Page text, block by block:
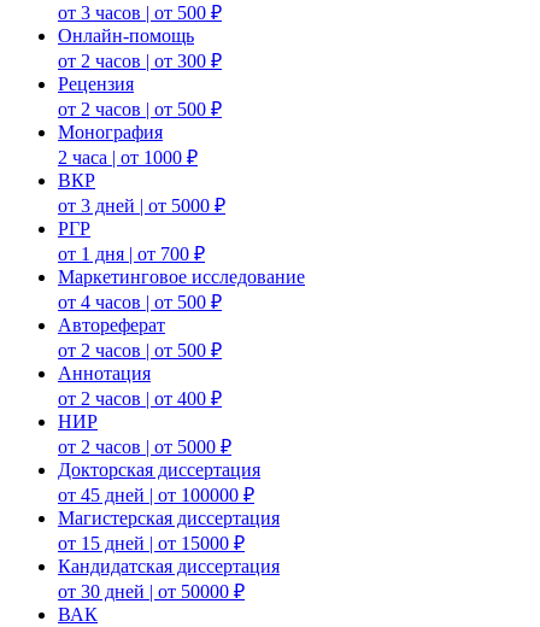
от 3 часов | от 500 ₽
Онлайн-помощь
от 2 часов | от 300 ₽
Рецензия
от 2 часов | от 500 ₽
Монография
2 часа | от 1000 ₽
ВКР
от 3 дней | от 5000 ₽
РГР
от 1 дня | от 700 ₽
Маркетинговое исследование
от 4 часов | от 500 ₽
Автореферат
от 2 часов | от 500 ₽
Аннотация
от 2 часов | от 400 ₽
НИР
от 2 часов | от 5000 ₽
Докторская диссертация
от 45 дней | от 100000 ₽
Магистерская диссертация
от 15 дней | от 15000 ₽
Кандидатская диссертация
от 30 дней | от 50000 ₽
ВАК